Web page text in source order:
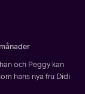
och Peggy kan
hans nya fru Didi